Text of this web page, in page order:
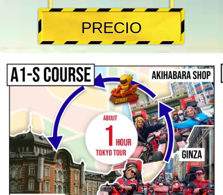
PRECIO